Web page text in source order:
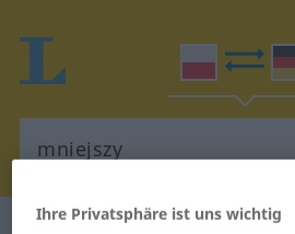
Ihre Privatsphäre ist uns wichtig